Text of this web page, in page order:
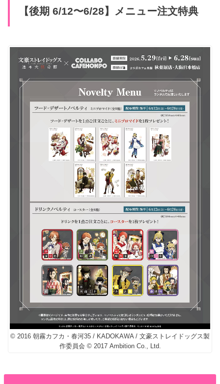
【後期 6/12〜6/28】メニュー注文特典
© 2016 朝霧カフカ・春河35 / KADOKAWA / 文豪ストレイドッグス製
作委員会 © 2017 Ambition Co., Ltd.